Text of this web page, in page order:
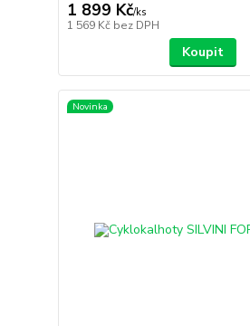
1 899 Kč/ks
1 569 Kč bez DPH
Koupit
Novinka